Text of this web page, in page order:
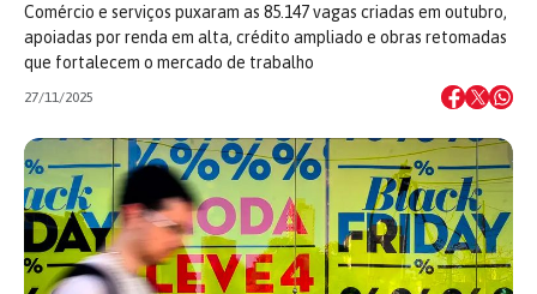
Comércio e serviços puxaram as 85.147 vagas criadas em outubro,
apoiadas por renda em alta, crédito ampliado e obras retomadas
que fortalecem o mercado de trabalho
27/11/2025